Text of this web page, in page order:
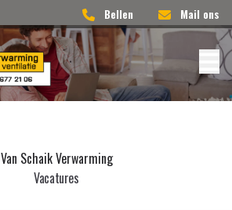
Bellen Mail ons
Van Schaik Verwarming
Vacatures